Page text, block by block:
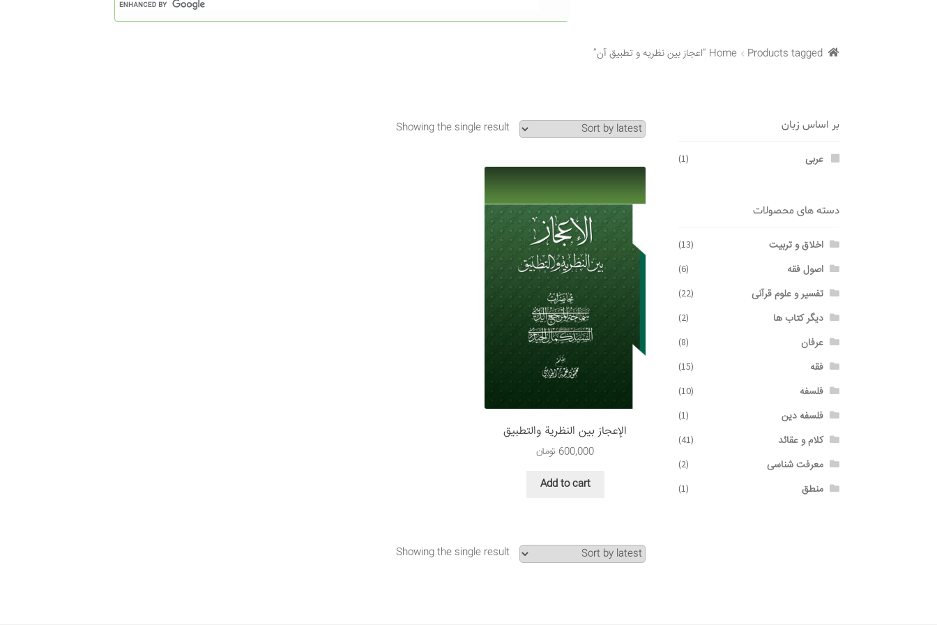
Home Products tagged “اعجاز بین نظریه و تطبیق آن”
Showing the single result
الإعجاز بين النظرية والتطبيق
600,000 تومان
Add to cart
Showing the single result
بر اساس زبان
عربی (1)
دسته های محصولات
اخلاق و تربیت (13)
اصول فقه (6)
تفسیر و علوم قرآنی (22)
دیگر کتاب ها (2)
عرفان (8)
فقه (15)
فلسفه (10)
فلسفه دین (1)
کلام و عقائد (41)
معرفت شناسی (2)
منطق (1)